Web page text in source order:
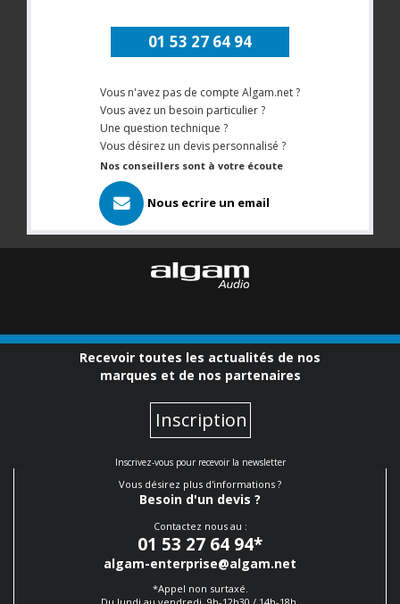
01 53 27 64 94
Vous n'avez pas de compte Algam.net ?
Vous avez un besoin particulier ?
Une question technique ?
Vous désirez un devis personnalisé ?
Nos conseillers sont à votre écoute
Nous ecrire un email
Recevoir toutes les actualités de nos
marques et de nos partenaires
Inscription
Inscrivez-vous pour recevoir la newsletter
Vous désirez plus d'informations ?
Besoin d'un devis ?
Contactez nous au :
01 53 27 64 94*
algam-enterprise@algam.net
*Appel non surtaxé.